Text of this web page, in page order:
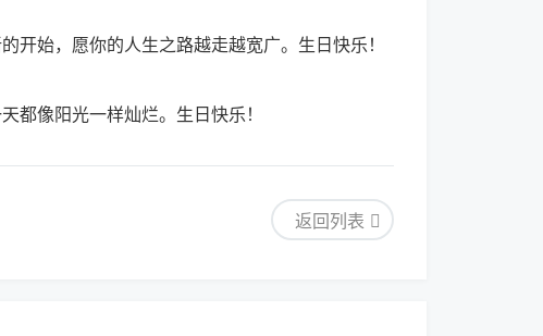
开始，愿你的人生之路越走越宽广。生日快乐！
都像阳光一样灿烂。生日快乐！
返回列表